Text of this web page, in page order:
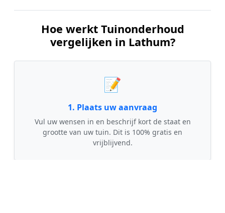
Hoe werkt Tuinonderhoud
vergelijken in Lathum?
📝
1. Plaats uw aanvraag
Vul uw wensen in en beschrijf kort de staat en
grootte van uw tuin. Dit is 100% gratis en
vrijblijvend.